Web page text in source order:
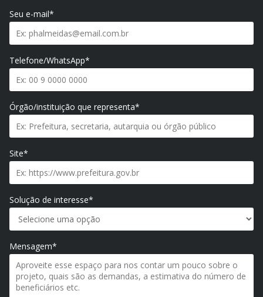
Seu e-mail*
Telefone/WhatsApp*
Órgão/instituição que representa*
Site*
Solução de interesse*
Mensagem*